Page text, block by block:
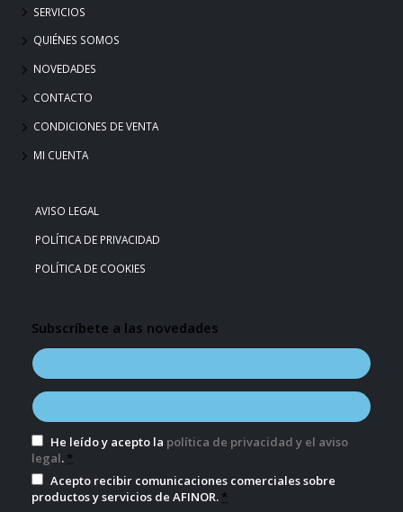
SERVICIOS
QUIÉNES SOMOS
NOVEDADES
CONTACTO
CONDICIONES DE VENTA
MI CUENTA
AVISO LEGAL
POLÍTICA DE PRIVACIDAD
POLÍTICA DE COOKIES
Subscríbete a las novedades
He leído y acepto la política de privacidad y el aviso
legal. *
Acepto recibir comunicaciones comerciales sobre
productos y servicios de AFINOR. *